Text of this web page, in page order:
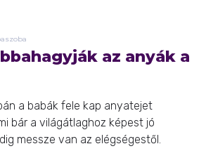
az anyák a
a babák fele kap anyatejet
bár a világátlaghoz képest jó
messze van az elégségestől.